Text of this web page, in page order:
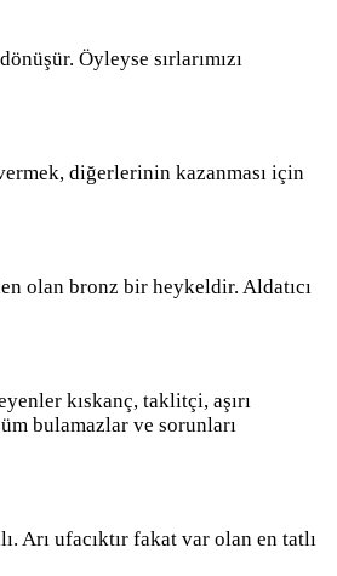
Öyleyse sırlarımızı
diğerlerinin kazanması için
olan bronz bir heykeldir. Aldatıcı
kıskanç, taklitçi, aşırı
bulamazlar ve sorunları
Arı ufacıktır fakat var olan en tatlı